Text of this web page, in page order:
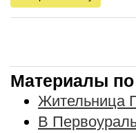
Материалы по
Жительница
В